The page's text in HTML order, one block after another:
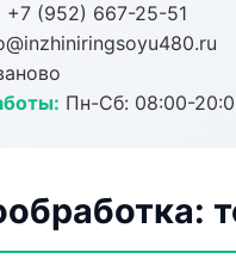
+7 (952) 667-25-51
Пн-Сб: 08:00-